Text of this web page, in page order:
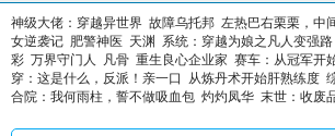
神级大佬：穿越异世界 故障乌托邦 左热巴右栗栗，中
女逆袭记 肥警神医 天渊 系统：穿越为娘之凡人变强路
彩 万界守门人 凡骨 重生良心企业家 赛车：从冠军开
穿：这是什么，反派！亲一口
从炼丹术开始肝熟练度
合院：我何雨柱，誓不做吸血包 灼灼凤华 末世：收废